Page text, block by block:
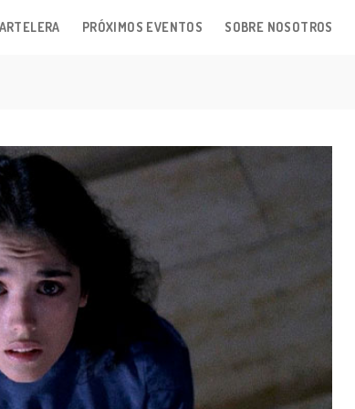
PRÓXIMOS EVENTOS SOBRE NOSOTROS